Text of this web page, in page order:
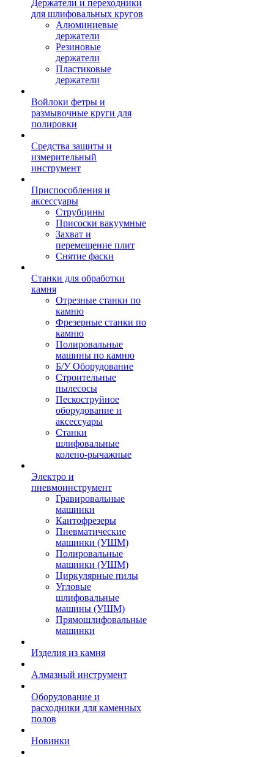
Держатели и переходники
для шлифовальных кругов
Алюминиевые
держатели
Резиновые
держатели
Пластиковые
держатели
Войлоки фетры и
размывочные круги для
полировки
Средства защиты и
измерительный
инструмент
Приспособления и
аксессуары
Струбцины
Присоски вакуумные
Захват и
перемещение плит
Снятие фаски
Станки для обработки
камня
Отрезные станки по
камню
Фрезерные станки по
камню
Полировальные
машины по камню
Б/У Оборудование
Строительные
пылесосы
Пескоструйное
оборудование и
аксессуары
Станки
шлифовальные
колено-рычажные
Электро и
пневмоинструмент
Гравировальные
машинки
Кантофрезеры
Пневматические
машинки (УШМ)
Полировальные
машинки (УШМ)
Циркулярные пилы
Угловые
шлифовальные
машины (УШМ)
Прямошлифовальные
машинки
Изделия из камня
Алмазный инструмент
Оборудование и
расходники для каменных
полов
Новинки